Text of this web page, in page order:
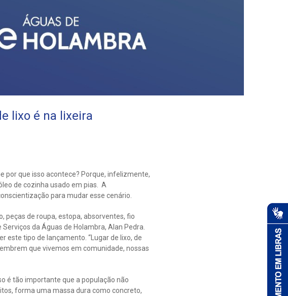
lixo é na lixeira
por que isso acontece? Porque, infelizmente,
de cozinha usado em pias. A
para mudar esse cenário.
peças de roupa, estopa, absorventes, fio
da Águas de Holambra, Alan Pedra.
este tipo de lançamento. “Lugar de lixo, de
que vivemos em comunidade, nossas
é tão importante que a população não
forma uma massa dura como concreto,